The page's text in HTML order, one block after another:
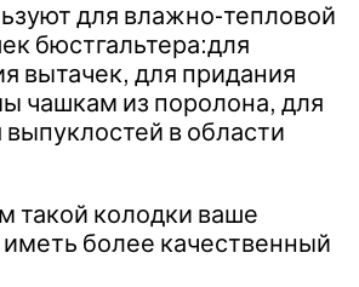
для влажно-тепловой
бюстгальтера:для
вытачек, для придания
чашкам из поролона, для
в области
такой колодки ваше
более качественный